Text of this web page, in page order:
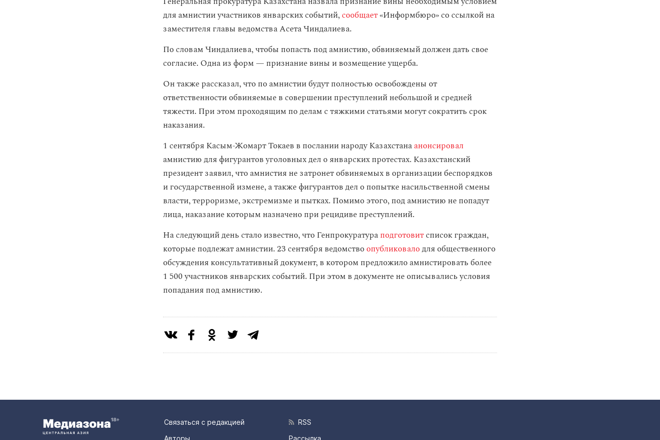
для амнистии участников январских событий,сообщает«Информбюро» со ссылкой на
заместителя главы ведомства Асета Чиндалиева.
По словам Чиндалиева, чтобы попасть под амнистию, обвиняемый должен дать свое
согласие. Одна из форм — признание вины и возмещение ущерба.
Он также рассказал, что по амнистии будут полностью освобождены от
ответственности обвиняемые в совершении преступлений небольшой и средней
тяжести. При этом проходящим по делам с тяжкими статьями могут сократить срок
наказания.
1 сентября Касым-Жомарт Токаев в послании народу Казахстанаанонсировал
амнистию для фигурантов уголовных дел о январских протестах. Казахстанский
президент заявил, что амнистия не затронет обвиняемых в организации беспорядков
и государственной измене, а также фигурантов дел о попытке насильственной смены
власти, терроризме, экстремизме и пытках. Помимо этого, под амнистию не попадут
лица, наказание которым назначено при рецидиве преступлений.
На следующий день стало известно, что Генпрокуратураподготовитсписок граждан,
которые подлежат амнистии. 23 сентября ведомствоопубликовалодля общественного
обсуждения консультативный документ, в котором предложило амнистировать более
1 500 участников январских событий. При этом в документе не описывались условия
попадания под амнистию.
Связаться с редакцией
Авторы
RSS
Рассылка